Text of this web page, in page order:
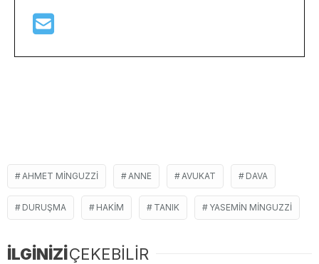
AHMET MİNGUZZİ ANNE AVUKAT DAVA
DURUŞMA HAKIM TANIK YASEMIN MINGUZZI
İLGİNİZİÇEKEBİLİR